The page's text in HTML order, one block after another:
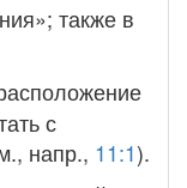
также в
с
напр., 11:1).